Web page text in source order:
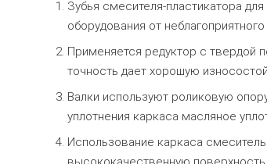
Зубья смесителя-пластикатора
оборудования от
Применяется редуктор с твердой
точность дает хорошую
Валки используют роликовую
уплотнения каркаса масляное
Использование каркаса